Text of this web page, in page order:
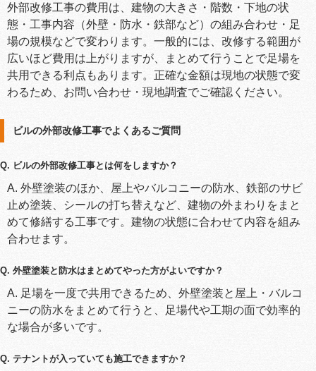
外部改修工事の費用は、建物の大きさ・階数・下地の状
態・工事内容（外壁・防水・鉄部など）の組み合わせ・足
場の規模などで変わります。一般的には、改修する範囲が
広いほど費用は上がりますが、まとめて行うことで足場を
共用できる利点もあります。正確な金額は現地の状態で変
わるため、お問い合わせ・現地調査でご確認ください。
ビルの外部改修工事でよくあるご質問
Q. ビルの外部改修工事とは何をしますか？
A. 外壁塗装のほか、屋上やバルコニーの防水、鉄部のサビ
止め塗装、シールの打ち替えなど、建物の外まわりをまと
めて修繕する工事です。建物の状態に合わせて内容を組み
合わせます。
Q. 外壁塗装と防水はまとめてやった方がよいですか？
A. 足場を一度で共用できるため、外壁塗装と屋上・バルコ
ニーの防水をまとめて行うと、足場代や工期の面で効率的
な場合が多いです。
Q. テナントが入っていても施工できますか？